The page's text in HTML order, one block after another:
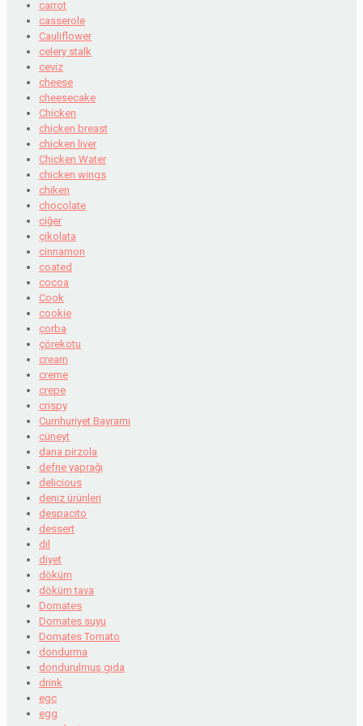
carrot
casserole
Cauliflower
celery stalk
ceviz
cheese
cheesecake
Chicken
chicken breast
chicken liver
Chicken Water
chicken wings
chiken
chocolate
ciğer
çikolata
cinnamon
coated
cocoa
Cook
cookie
çorba
çörekotu
cream
creme
crepe
crispy
Cumhuriyet Bayramı
cüneyt
dana pirzola
defne yaprağı
delicious
deniz ürünleri
despacito
dessert
dil
diyet
döküm
döküm tava
Domates
Domates suyu
Domates Tomato
dondurma
dondurulmuş gıda
drink
egc
egg